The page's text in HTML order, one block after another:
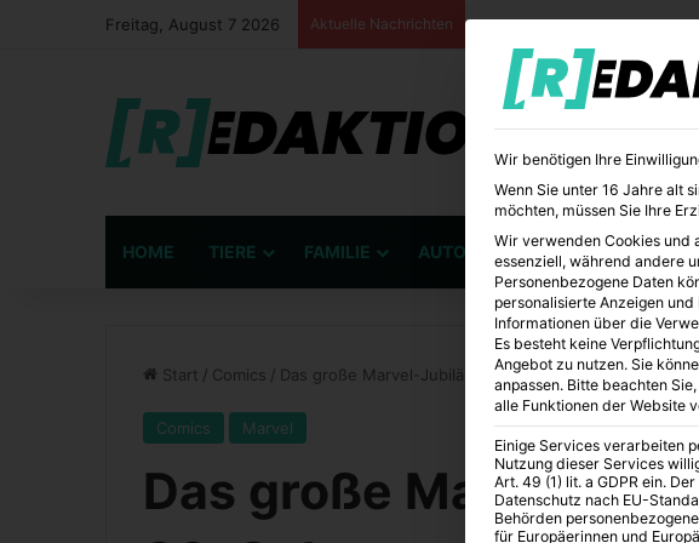
Freitag, August 7 2026 Aktuelle Nachrichten
HOME TIERE FAMILIE AUTO BÜCHER
Start / Comics / Das große Marvel-Jubiläum zum 80. Geburtstag
Comics Marvel
Das große Marvel-
Wir benötigen Ihre
Wenn Sie unter 16 Jahre alt
möchten, müssen Sie Ihre
Wir verwenden Cookies und
essenziell, während andere
Personenbezogene Daten
personalisierte Anzeigen
Informationen über die
Es besteht keine
Angebot zu nutzen. Sie
anpassen. Bitte beachten
alle Funktionen der Website
Einige Services verarbeiten
Nutzung dieser Services
Art. 49 (1) lit. a GDPR ein.
Datenschutz nach EU-
Behörden
für Europäerinnen und